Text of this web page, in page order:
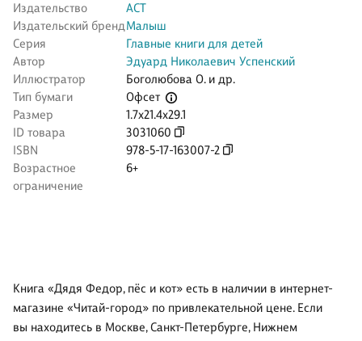
Издательство
АСТ
Издательский брендМалыш
Серия
Главные книги для детей
Автор
Эдуард Николаевич Успенский
Иллюстратор
Боголюбова О. и др.
Тип бумаги
Офсет
Размер
1.7x21.4x29.1
ID товара
3031060
ISBN
978-5-17-163007-2
Возрастное
ограничение
6+
Книга «Дядя Федор, пёс и кот» есть в наличии в интернет-
магазине «Читай-город» по привлекательной цене. Если
вы находитесь в Москве, Санкт-Петербурге, Нижнем